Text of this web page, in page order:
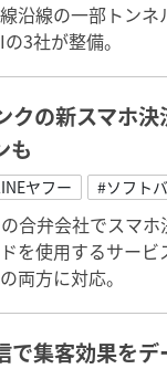
沿線の一部トン
3社が整備。
クの新スマホ
も
ヤフー #ソフト
合弁会社でスマホ
を使用するサー
両方に対応。
で集客効果を